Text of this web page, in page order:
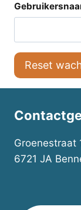
Reset
Groenestraat
6721 JA